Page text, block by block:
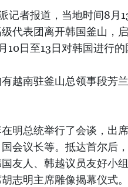
者报道，当地时间8月
代表团离开韩国釜山，
日至13日对韩国进行的
越南驻釜山总领事段芳
明总统举行了会谈，出
会议长等。抵达首尔后
友人、韩越议员友好小
志明主席雕像揭幕仪式。